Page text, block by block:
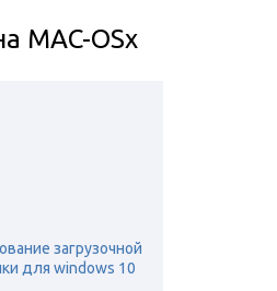
MAC-OSx
загрузочной
для windows 10